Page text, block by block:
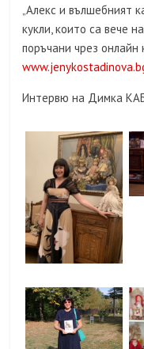
„Алекс и вълшебният
кукли, които са вече
поръчани чрез
Интервю на Димка